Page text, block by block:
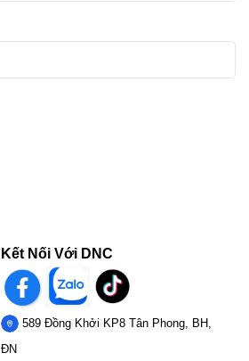
Kết Nối Với DNC
589 Đồng Khởi KP8 Tân Phong, BH,
ĐN